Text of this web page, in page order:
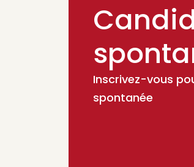
Inscrivez-vous
spontanée